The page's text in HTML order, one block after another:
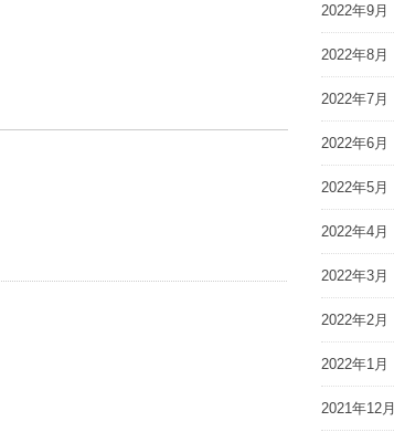
2022年9月
2022年8月
2022年7月
2022年6月
2022年5月
2022年4月
2022年3月
2022年2月
2022年1月
2021年12月